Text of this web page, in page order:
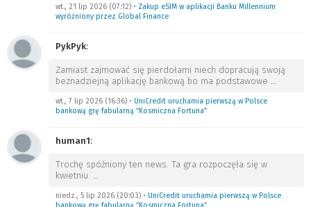
wt., 21 lip 2026 (07:12) • Zakup eSIM w aplikacji Banku Millennium
wyróżniony przez Global Finance
PykPyk:
Zamiast zajmować się pierdołami niech dopracują swoją
beznadziejną aplikację bankową bo ma podstawowe …
wt., 7 lip 2026 (16:36) • UniCredit uruchamia pierwszą w Polsce
bankową grę fabularną “Kosmiczna Fortuna”
human1:
Trochę spóźniony ten news. Ta gra rozpoczęła się w
kwietniu. …
niedz., 5 lip 2026 (20:03) • UniCredit uruchamia pierwszą w Polsce